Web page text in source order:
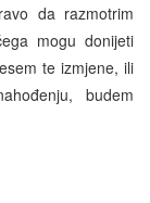
da razmotrim
mogu donijeti
te izmjene, ili
budem